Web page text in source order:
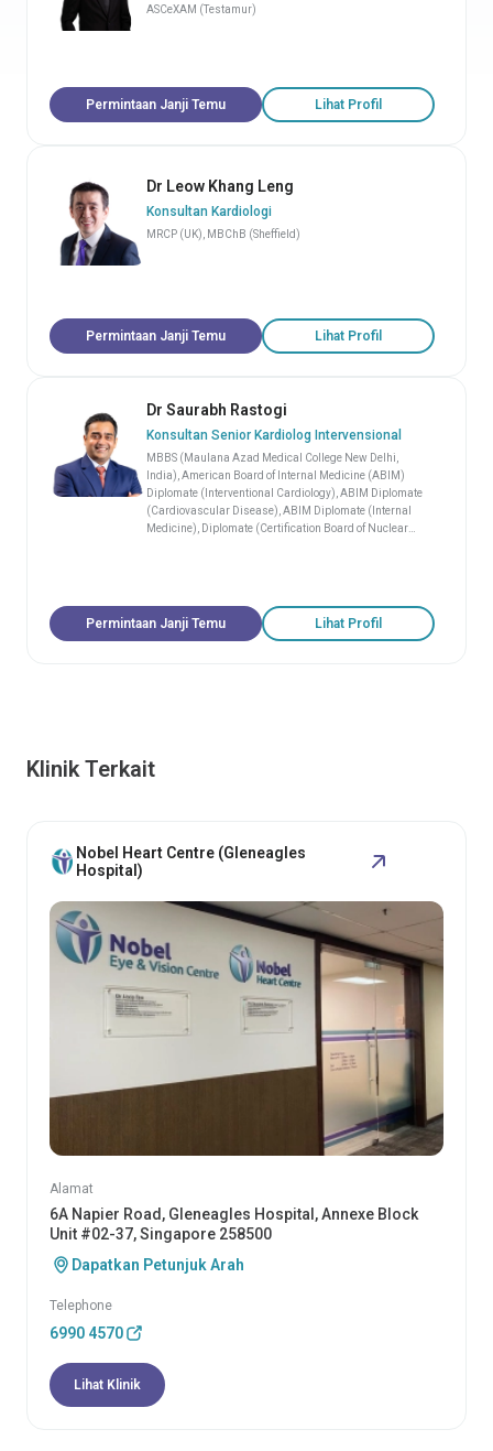
ASCeXAM (Testamur)
Permintaan Janji Temu Lihat Profil
Dr Leow Khang Leng
Konsultan Kardiologi
MRCP (UK), MBChB (Sheffield)
Permintaan Janji Temu Lihat Profil
Dr Saurabh Rastogi
Konsultan Senior Kardiolog Intervensional
MBBS (Maulana Azad Medical College New Delhi,
India), American Board of Internal Medicine (ABIM)
Diplomate (Interventional Cardiology), ABIM Diplomate
(Cardiovascular Disease), ABIM Diplomate (Internal
Medicine), Diplomate (Certification Board of Nuclear
Permintaan Janji Temu Lihat Profil
Klinik Terkait
Nobel Heart Centre (Gleneagles
Hospital)
Alamat
6A Napier Road, Gleneagles Hospital, Annexe Block
Unit #02-37, Singapore 258500
Dapatkan Petunjuk Arah
Telephone
6990 4570
Lihat Klinik